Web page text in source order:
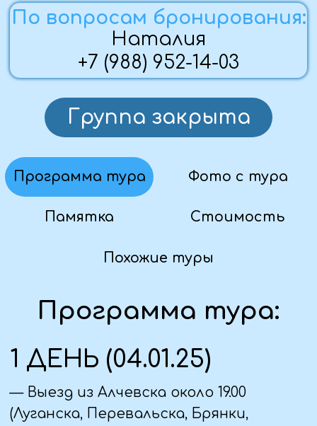
— Прибытие в Москву
— Завтрак в кафе города за доп.
экскурсия по городу - Вы
познакомитесь со столицей, ее
культурой, архитектурным замыслом
самые известные
Храм Христа Спасителя,
считающийся самым большим
Правительства России, здание МГУ,
прогуляетесь по смотровой
открывается завораживающая
панорама города: стадион «Лужники»,
Новодевичий монастырь, здание
Президиума РАН, «Семь сестер» -
знаменитые сталинские высотки и
2 ДЕНЬ (05.01.25)
— Выезд из Алчевска около 19.00
(Луганска, Перевальска, Брянки,
Стаханова, Краснодона)